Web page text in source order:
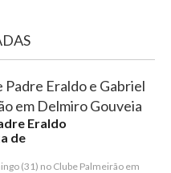
Eraldo
de
(31) no Clube Palmeirão em